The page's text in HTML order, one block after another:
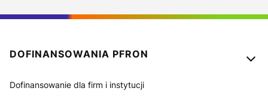
Linki w stopce
DOFINANSOWANIA PFRON
Dofinansowanie dla firm i instytucji